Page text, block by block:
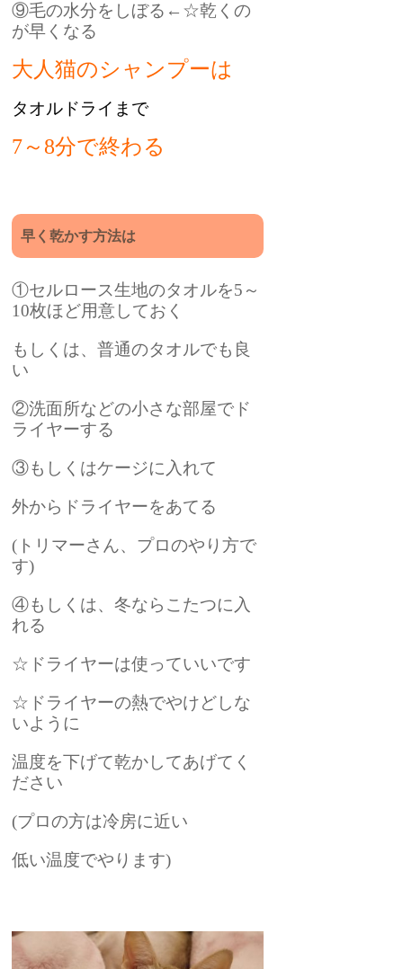
⑨毛の水分をしぼる←☆乾くの
が早くなる
大人猫のシャンプーは
タオルドライまで
7～8分で終わる
早く乾かす方法は
①セルロース生地のタオルを5～
10枚ほど用意しておく
もしくは、普通のタオルでも良
い
②洗面所などの小さな部屋でド
ライヤーする
③もしくはケージに入れて
外からドライヤーをあてる
(トリマーさん、プロのやり方で
す)
④もしくは、冬ならこたつに入
れる
☆ドライヤーは使っていいです
☆ドライヤーの熱でやけどしな
いように
温度を下げて乾かしてあげてく
ださい
(プロの方は冷房に近い
低い温度でやります)